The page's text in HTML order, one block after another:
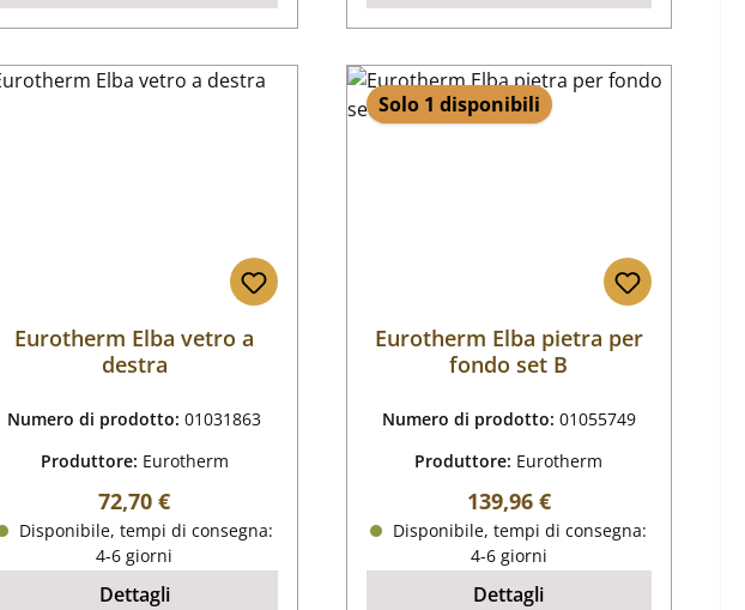
Eurotherm Elba vetro a
destra
Numero di prodotto:01031863
Produttore: Eurotherm
Prezzo normale:
72,70 €
Disponibile, tempi di consegna:
4-6 giorni
Dettagli
Solo 1 disponibili
Eurotherm Elba pietra per
fondo set B
Numero di prodotto: 01055749
Produttore: Eurotherm
Prezzo normale:
139,96 €
Disponibile, tempi di consegna:
4-6 giorni
Dettagli